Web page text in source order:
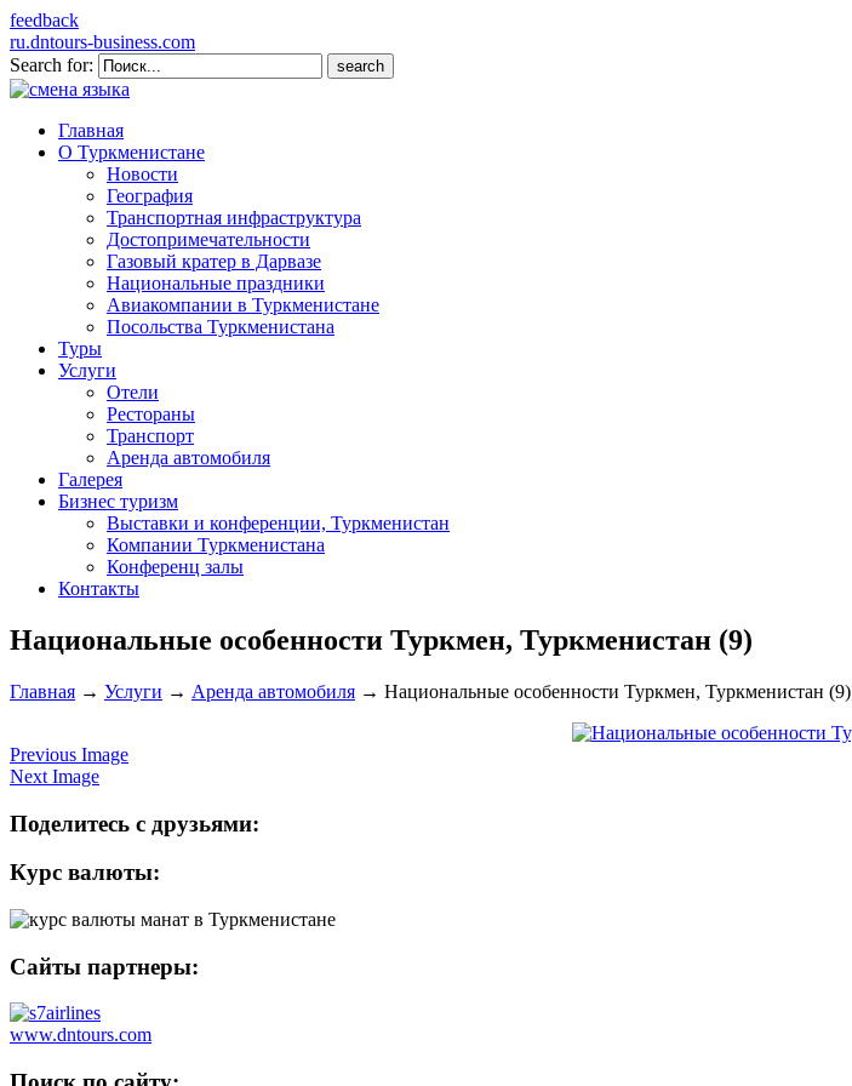
feedback
ru.dntours-business.com
Search for:
Главная
О Туркменистане
Новости
География
Транспортная инфраструктура
Достопримечательности
Газовый кратер в Дарвазе
Национальные праздники
Авиакомпании в Туркменистане
Посольства Туркменистана
Туры
Услуги
Отели
Рестораны
Транспорт
Аренда автомобиля
Галерея
Бизнес туризм
Выставки и конференции, Туркменистан
Компании Туркменистана
Конференц залы
Контакты
Национальные особенности Туркмен, Туркменистан (9)
Главная → Услуги → Аренда автомобиля → Национальные особенности Туркмен, Туркменистан (9)
Previous Image
Next Image
Поделитесь с друзьями:
Курс валюты:
Сайты партнеры:
www.dntours.com